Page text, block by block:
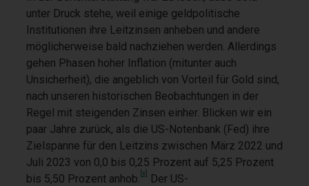
unter Druck stehe, weil einige geldpolitische
Institutionen ihre Leitzinsen anheben und andere
möglicherweise bald nachziehen werden. Allerdings
gehen Phasen hoher Inflation (mitunter auch
Unsicherheit), die angeblich von Vorteil für Gold sind,
nach unseren historischen Beobachtungen in der
Regel mit steigenden Zinsen einher. Blicken wir ein
paar Jahre zurück, als die US-Notenbank (Fed) ihre
Zielspanne für den Leitzins zwischen März 2022 und
Juli 2023 von 0,0 bis 0,25 Prozent auf 5,25 Prozent
bis 5,50 Prozent anhob.
[x] Der US-